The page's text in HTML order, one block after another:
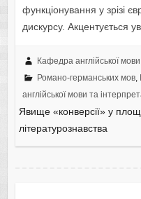
функціонування у зрізі
дискурсу. Акцентується
Кафедра англійської
Романо-германських мов,
англійської мови та
Явище «конверсії» у
літературознавства